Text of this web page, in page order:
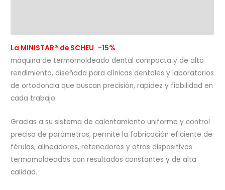
La MINISTAR® de SCHEU -15%
máquina de termomoldeado dental compacta y de alto
rendimiento, diseñada para clínicas dentales y laboratorios
de ortodoncia que buscan precisión, rapidez y fiabilidad en
cada trabajo.
Gracias a su sistema de calentamiento uniforme y control
preciso de parámetros, permite la fabricación eficiente de
férulas, alineadores, retenedores y otros dispositivos
termomoldeados con resultados constantes y de alta
calidad.